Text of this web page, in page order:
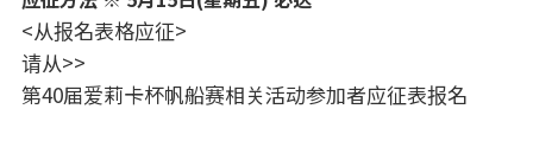
<从报名表格应征>
请从>>
第40届爱莉卡杯帆船赛相关活动参加者应征表报名